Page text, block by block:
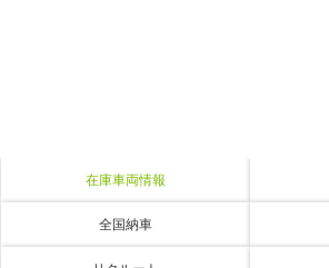
在庫車両情報
全国納車